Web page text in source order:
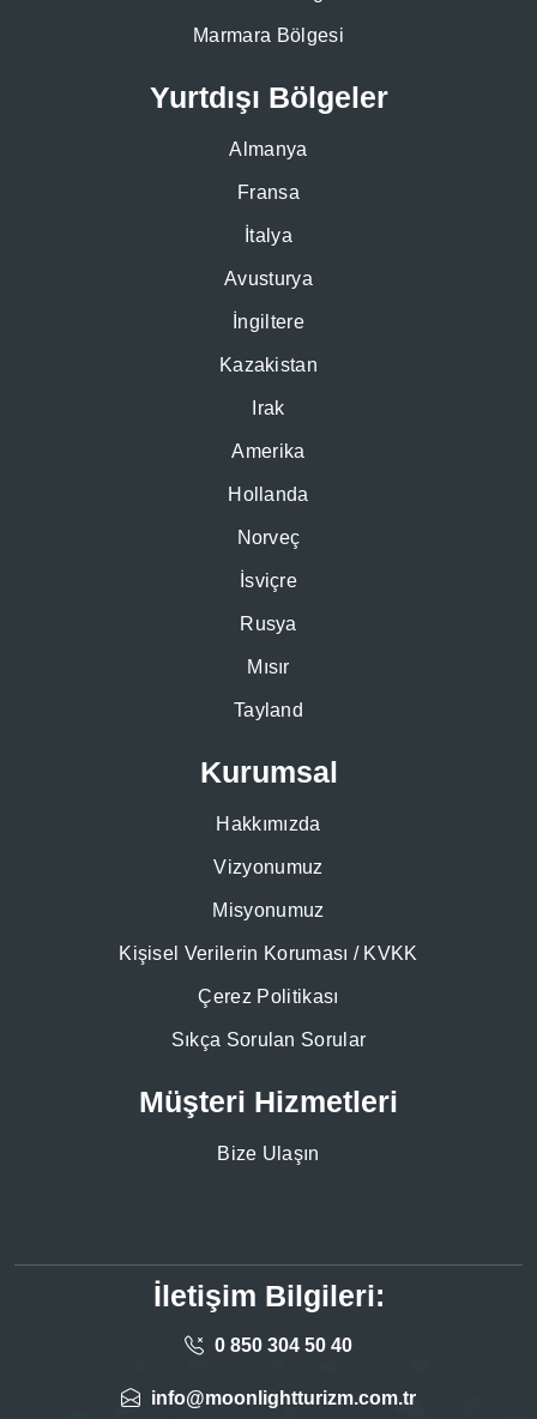
Marmara Bölgesi
Yurtdışı Bölgeler
Almanya
Fransa
İtalya
Avusturya
İngiltere
Kazakistan
Irak
Amerika
Hollanda
Norveç
İsviçre
Rusya
Mısır
Tayland
Kurumsal
Hakkımızda
Vizyonumuz
Misyonumuz
Kişisel Verilerin Koruması / KVKK
Çerez Politikası
Sıkça Sorulan Sorular
Müşteri Hizmetleri
Bize Ulaşın
İletişim Bilgileri:
0 850 304 50 40
info@moonlightturizm.com.tr